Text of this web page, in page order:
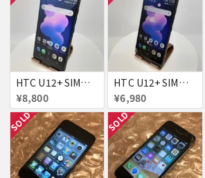
HTC U12+ SIMフリー 354395090093622
¥8,800
HTC U12+ SIMフリー 354395090091634
¥6,980
SOLD SOLD